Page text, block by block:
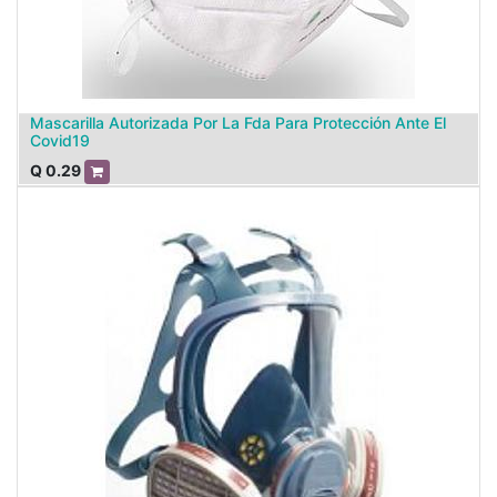
Mascarilla Autorizada Por La Fda Para Protección Ante El
Covid19
Q0.29